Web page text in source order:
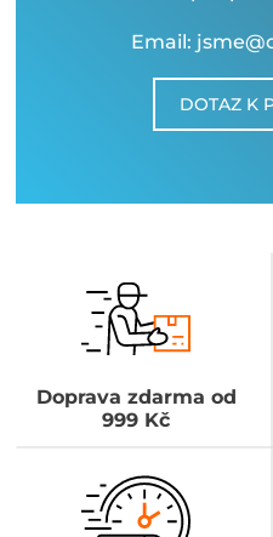
Email:
DOTAZ K
Doprava zdarma od
999 Kč